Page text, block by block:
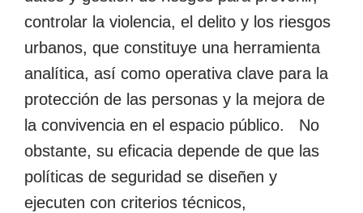
controlar la violencia, el delito y los riesgos
urbanos, que constituye una herramienta
analítica, así como operativa clave para la
protección de las personas y la mejora de
la convivencia en el espacio público. No
obstante, su eficacia depende de que las
políticas de seguridad se diseñen y
ejecuten con criterios técnicos,